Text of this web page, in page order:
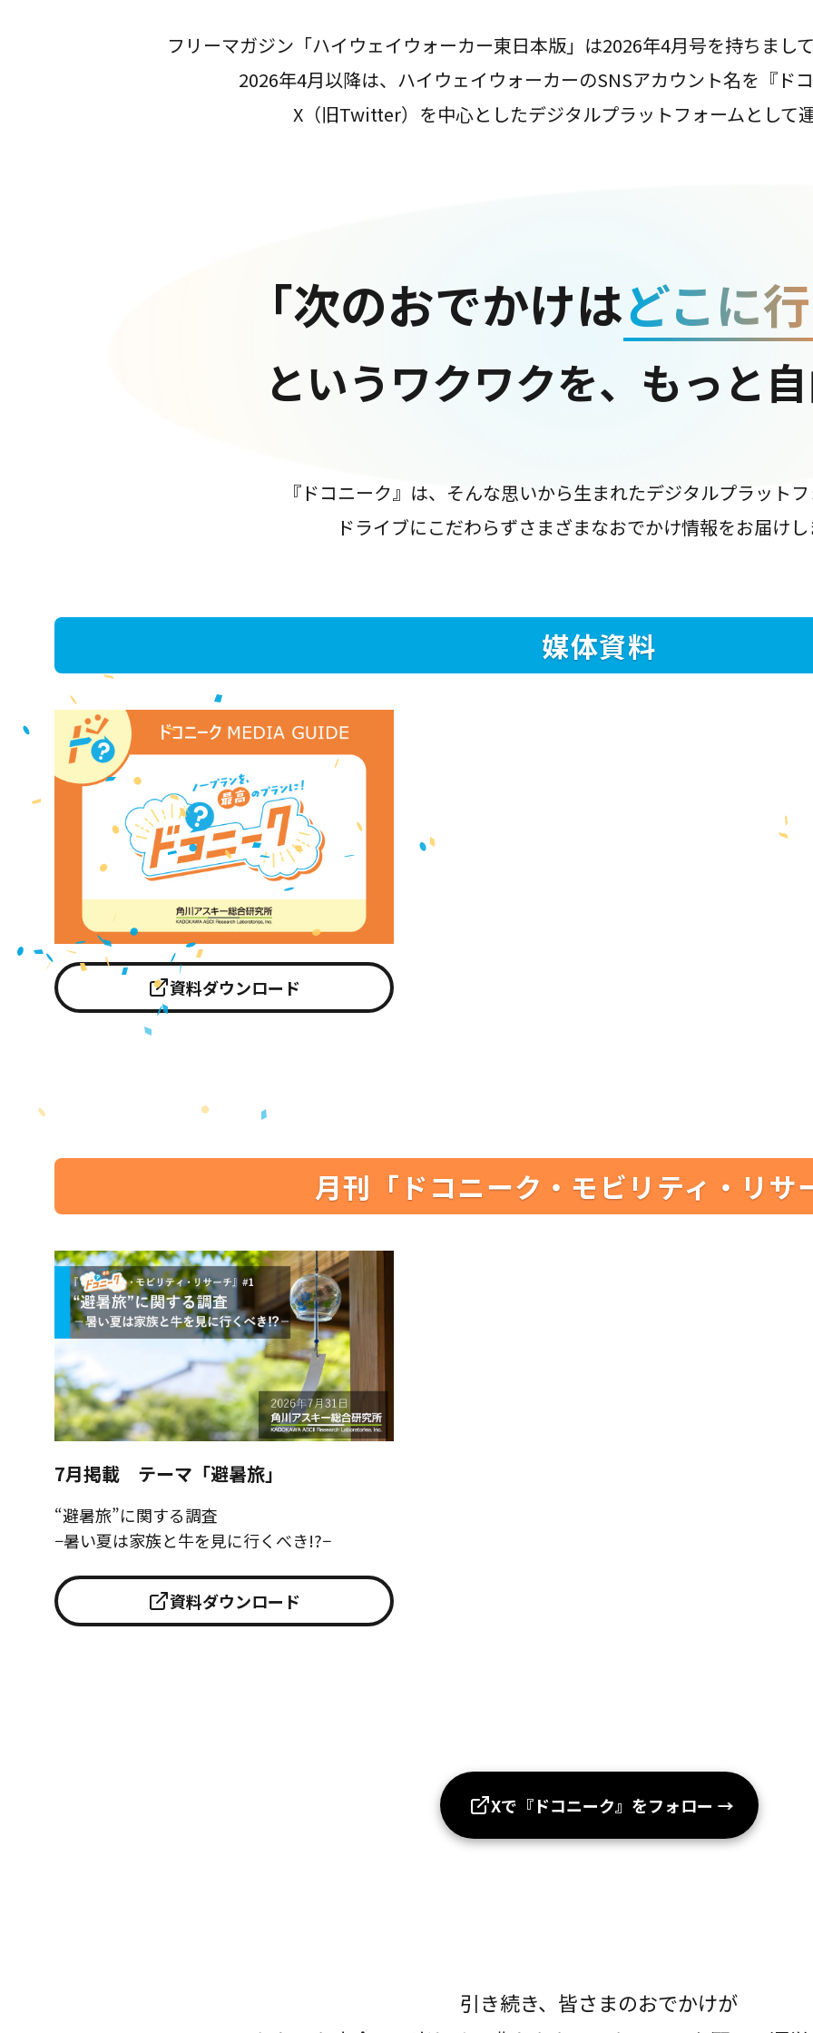
フリーマガジン「ハイウェイウォーカー東日本版」は2026年4月号を持ちまし
2026年4月以降は、ハイウェイウォーカーのSNSアカウント名を『ド
X（旧Twitter）を中心としたデジタルプラットフォームとして
「次のおでかけはどこに
というワクワクを、もっと
『ドコニーク』は、そんな思いから生まれたデジタルプラット
ドライブにこだわらずさまざまなおでかけ情報をお届け
媒体資料
資料ダウンロード
月刊「ドコニーク・モビリティ・リサ
7月掲載 テーマ「避暑旅」
“避暑旅”に関する調査
−暑い夏は家族と牛を見に行くべき!?−
資料ダウンロード
Xで『ドコニーク』をフォロー →
引き続き、皆さまのおでかけが